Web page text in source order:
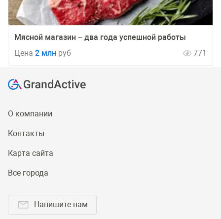
Мясной магазин – два года успешной работы
Цена 2 млн руб 771
О компании
Контакты
Карта сайта
Все города
Напишите нам